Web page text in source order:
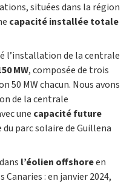
situées dans la région
capacité installée totale
l’installation de la centrale
MW, composée de trois
50 MW chacun. Nous avons
de la centrale
une capacité future
du parc solaire de Guillena
l’éolien offshoreen
: en janvier 2024,